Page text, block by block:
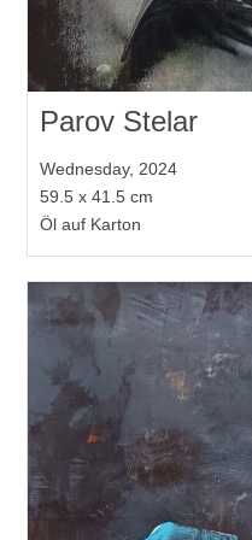
Parov Stelar
Wednesday, 2024
59.5 x 41.5 cm
Öl auf Karton